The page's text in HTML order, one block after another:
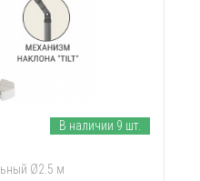
Ø2.5 м
В наличии 9 шт.